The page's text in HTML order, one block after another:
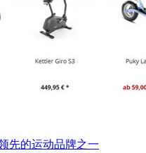
先的运动品牌之一